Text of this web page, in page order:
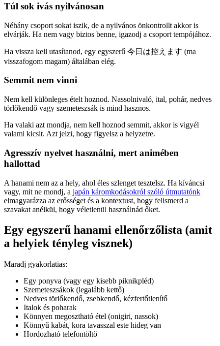
Túl sok ivás nyilvánosan
Néhány csoport sokat iszik, de a nyilvános önkontrollt akkor is
elvárják. Ha nem vagy biztos benne, igazodj a csoport tempójához.
Ha vissza kell utasítanod, egy egyszerű 今日は控えます (ma
visszafogom magam) általában elég.
Semmit nem vinni
Nem kell különleges ételt hoznod. Nassolnivaló, ital, pohár, nedves
törlőkendő vagy szemeteszsák is mind hasznos.
Ha valaki azt mondja, nem kell hoznod semmit, akkor is vigyél
valami kicsit. Azt jelzi, hogy figyelsz a helyzetre.
Agresszív nyelvet használni, mert animében
hallottad
A hanami nem az a hely, ahol éles szlenget tesztelsz. Ha kíváncsi
vagy, mit ne mondj, a japán káromkodásokról szóló útmutatónk
elmagyarázza az erősséget és a kontextust, hogy felismerd a
szavakat anélkül, hogy véletlenül használnád őket.
Egy egyszerű hanami ellenőrzőlista (amit
a helyiek tényleg visznek)
Maradj gyakorlatias:
Egy ponyva (vagy egy kisebb piknikpléd)
Szemeteszsákok (legalább kettő)
Nedves törlőkendő, zsebkendő, kézfertőtlenítő
Italok és poharak
Könnyen megosztható étel (onigiri, nassok)
Könnyű kabát, kora tavasszal este hideg van
Hordozható telefontöltő